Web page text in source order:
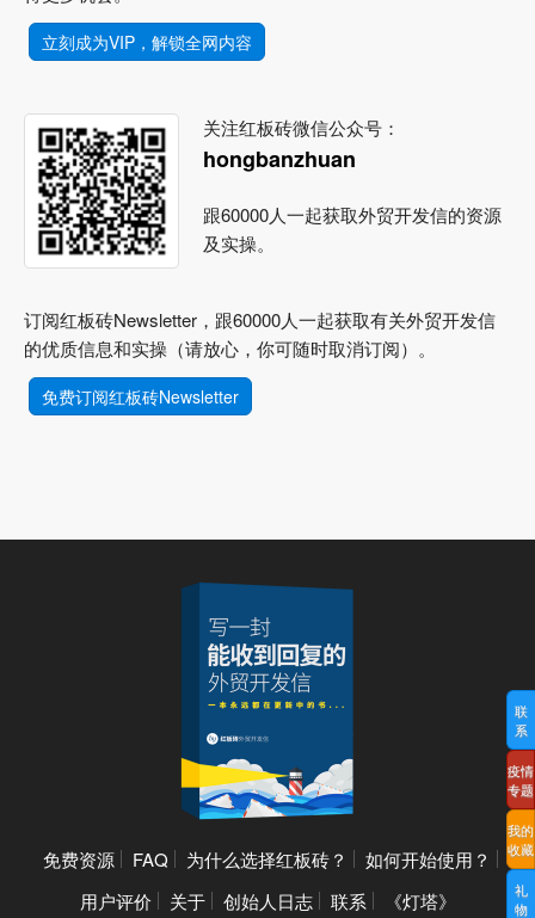
立刻成为VIP，解锁全网内容
关注红板砖微信公众号：
hongbanzhuan
跟60000人一起获取外贸开发信的资源
及实操。
订阅红板砖Newsletter，跟60000人一起获取有关外贸开发信
的优质信息和实操（请放心，你可随时取消订阅）。
免费订阅红板砖Newsletter
免费资源 FAQ 为什么选择红板砖？
如何开始使用？
用户评价
关于 创始人日志 联系 《灯塔》
联
系
疫情
专题
我的
收藏
礼
物